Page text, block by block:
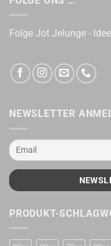
Folge Jot Jelunge -
NEWSLETTER
PRODUKT-